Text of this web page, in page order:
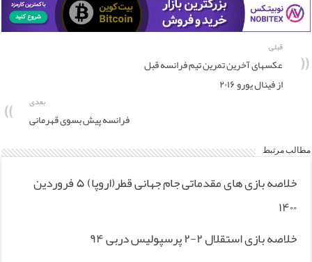
قبلی
عکسهای آخرین تمرین تیم فرانسه قبل
از فینال یورو ۲۰۱۶
بعدی
فرانسه پیش بسوی قهرمانی
مطالب مرتبط
خلاصه بازی های مقدماتی جام جهانی قطر(اروپا) ۵ فروردین
۱۴۰۰
خلاصه بازی استقلال ۲-۲ پرسپولیس دربی ۹۴